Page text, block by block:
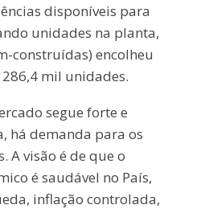
disponíveis para
unidades na planta,
construídas) encolheu
mil unidades.
segue forte e
há demanda para os
A visão é de que o
é saudável no País,
inflação controlada,